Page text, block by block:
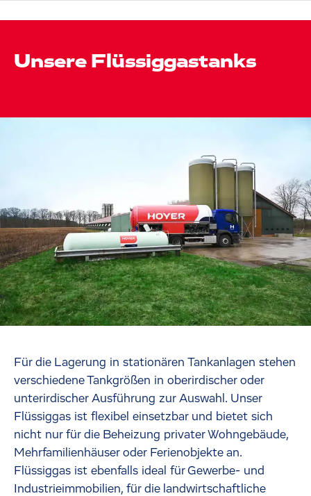
Unsere Flüssiggastanks
Für die Lagerung in stationären Tankanlagen stehen
verschiedene Tankgrößen in oberirdischer oder
unterirdischer Ausführung zur Auswahl. Unser
Flüssiggas ist flexibel einsetzbar und bietet sich
nicht nur für die Beheizung privater Wohngebäude,
Mehrfamilienhäuser oder Ferienobjekte an.
Flüssiggas ist ebenfalls ideal für Gewerbe- und
Industrieimmobilien, für die landwirtschaftliche